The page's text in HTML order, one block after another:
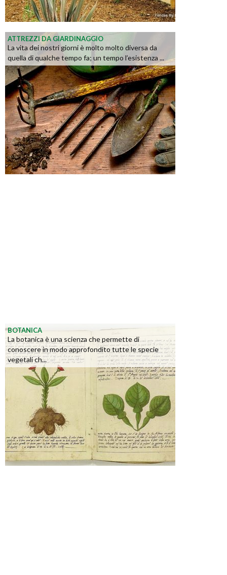
ATTREZZI DA GIARDINAGGIO
La vita dei nostri giorni è molto molto diversa da
quella di qualche tempo fa; un tempo l’esistenza ...
BOTANICA
La botanica è una scienza che permette di
conoscere in modo approfondito tutte le specie
vegetali ch...